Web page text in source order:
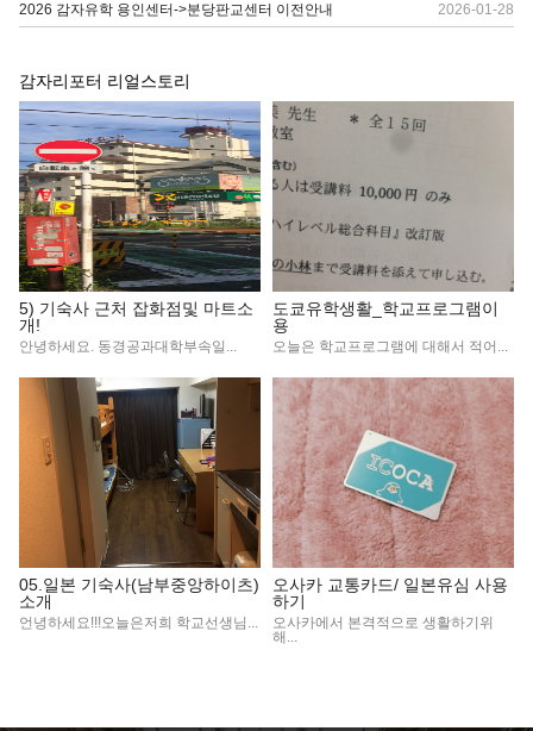
2026 감자유학 용인센터->분당판교센터 이전안내 2026-01-28
감자리포터 리얼스토리
5) 기숙사 근처 잡화점및 마트소
개!
안녕하세요. 동경공과대학부속일...
도쿄유학생활_학교프로그램이
용
오늘은 학교프로그램에 대해서 적어...
05.일본 기숙사(남부중앙하이츠)
소개
언녕하세요!!!오늘은저희 학교선생님...
오사카 교통카드/ 일본유심 사용
하기
오사카에서 본격적으로 생활하기위
해...